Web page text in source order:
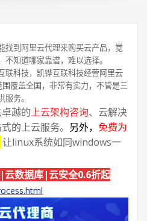
找到阿里云代理来购买云产品，觉
知道哪家靠谱，难以选择。
科技，凯铧互联科技经营阿里云
覆盖全国，非常有实力，不管是三
务。
越的上云架构咨询、云解决
的上云服务。 另外， 免费为
让linux系统如同windows一
数据库|云安全0.6折起